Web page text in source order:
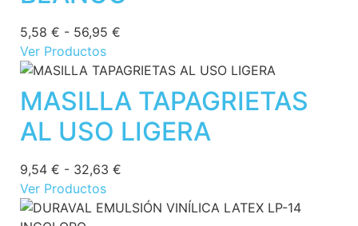
5,58 € - 56,95 €
Ver Productos
MASILLA TAPAGRIETAS
AL USO LIGERA
9,54 € - 32,63 €
Ver Productos